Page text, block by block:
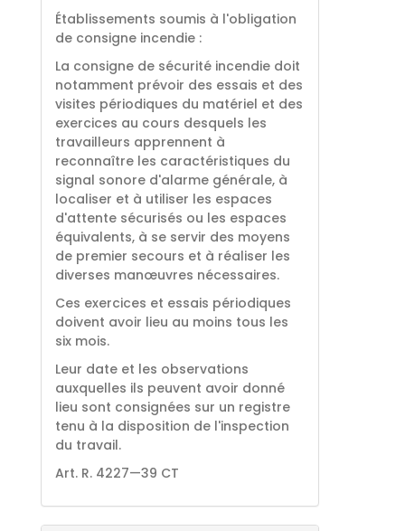
Établissements soumis à l'obligation
de consigne incendie :
La consigne de sécurité incendie doit
notamment prévoir des essais et des
visites périodiques du matériel et des
exercices au cours desquels les
travailleurs apprennent à
reconnaître les caractéristiques du
signal sonore d'alarme générale, à
localiser et à utiliser les espaces
d'attente sécurisés ou les espaces
équivalents, à se servir des moyens
de premier secours et à réaliser les
diverses manœuvres nécessaires.
Ces exercices et essais périodiques
doivent avoir lieu au moins tous les
six mois.
Leur date et les observations
auxquelles ils peuvent avoir donné
lieu sont consignées sur un registre
tenu à la disposition de l'inspection
du travail.
Art. R. 4227—39 CT